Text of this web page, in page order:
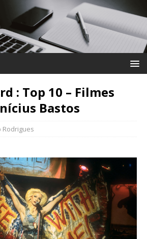
: Top 10 – Filmes
Bastos
Rodrigues